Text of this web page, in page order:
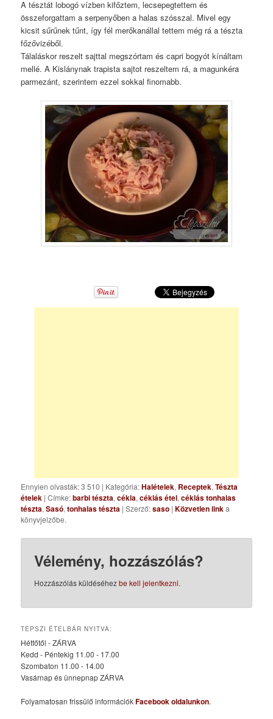
A tésztát lobogó vízben kifőztem, lecsepegtettem és
összeforgattam a serpenyőben a halas szósszal. Mivel egy
kicsit sűrűnek tűnt, így fél merőkanállal tettem még rá a tészta
főzővizéből.
Tálaláskor reszelt sajttal megszórtam és capri bogyót kínáltam
mellé. A Kislánynak trapista sajtot reszeltem rá, a magunkéra
parmezánt, szerintem ezzel sokkal finomabb.
Ennyien olvasták: 3 510 | Kategória:Halételek, Receptek,Tészta
ételek | Címke:barbi tészta,cékla,céklás étel,céklás tonhalas
tészta,Sasó,tonhalas tészta | Szerző:saso |Közvetlen linka
könyvjelzőbe.
Vélemény, hozzászólás?
Hozzászólás küldéséhezbe kell jelentkezni.
TEPSZI ÉTELBÁR NYITVA:
Hétfőtől - ZÁRVA
Kedd - Péntekig 11.00 - 17.00
Szombaton 11.00 - 14.00
Vasárnap és ünnepnap ZÁRVA
Folyamatosan frissülő információkFacebook oldalunkon.